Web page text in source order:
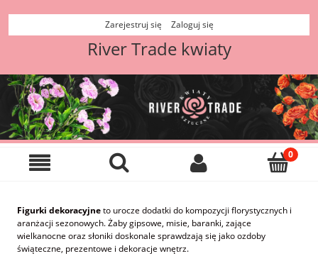
Zarejestruj się Zaloguj się
River Trade kwiaty
Figurki dekoracyjneto urocze dodatki do kompozycji florystycznych i
aranżacji sezonowych. Żaby gipsowe, misie, baranki, zające
wielkanocne oraz słoniki doskonale sprawdzają się jako ozdoby
świąteczne, prezentowe i dekoracje wnętrz.